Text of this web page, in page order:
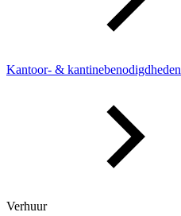
Kantoor- & kantinebenodigdheden
Verhuur